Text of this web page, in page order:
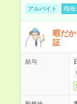
アルバイト 職種
暇だ
証
給与